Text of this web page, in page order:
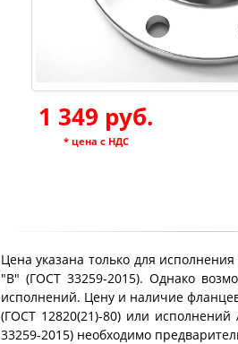
1 349 руб.
* цена с НДС
Цена указана только для
"B" (ГОСТ 33259-2015). Однако
исполнений. Цену и наличие
(ГОСТ 12820(21)-80) или исполнений
33259-2015) необходимо